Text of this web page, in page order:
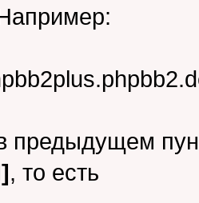
предыдущем
, то есть